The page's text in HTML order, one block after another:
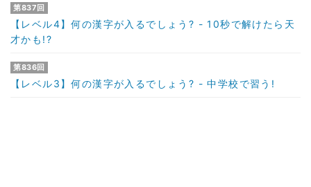
第837回
【レベル4】何の漢字が入るでしょう? - 10秒で解けたら天
才かも!?
第836回
【レベル3】何の漢字が入るでしょう? - 中学校で習う!